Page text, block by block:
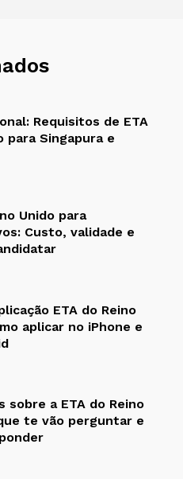
Requisitos de ETA
para Singapura e
Unido para
Custo, validade e
ETA do Reino
aplicar no iPhone e
sobre a ETA do Reino
te vão perguntar e